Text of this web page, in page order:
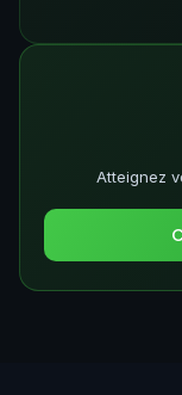
Atteignez